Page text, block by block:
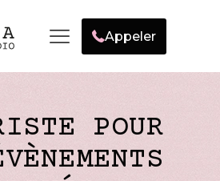
Appeler
POUR